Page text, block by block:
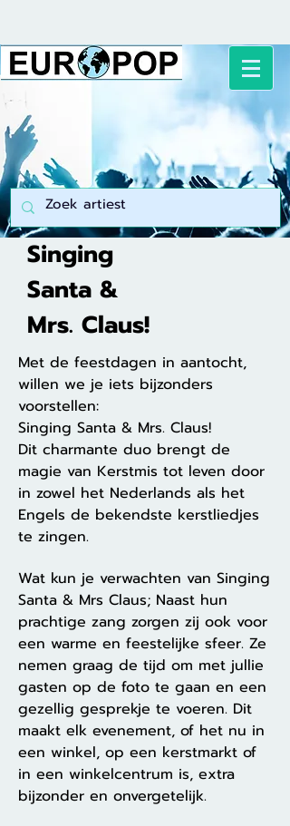
Singing
Santa &
Mrs. Claus!
Met de feestdagen in aantocht,
willen we je iets bijzonders
voorstellen:
Singing Santa & Mrs. Claus!
Dit charmante duo brengt de
magie van Kerstmis tot leven door
in zowel het Nederlands als het
Engels de bekendste kerstliedjes
te zingen.
Wat kun je verwachten van Singing
Santa & Mrs Claus; Naast hun
prachtige zang zorgen zij ook voor
een warme en feestelijke sfeer. Ze
nemen graag de tijd om met jullie
gasten op de foto te gaan en een
gezellig gesprekje te voeren. Dit
maakt elk evenement, of het nu in
een winkel, op een kerstmarkt of
in een winkelcentrum is, extra
bijzonder en onvergetelijk.